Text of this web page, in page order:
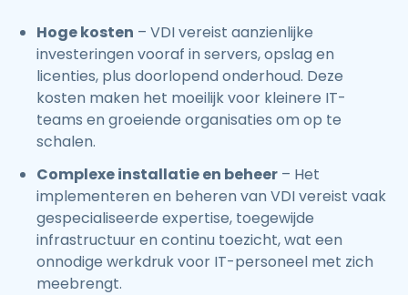
Hoge kosten – VDI vereist aanzienlijke
investeringen vooraf in servers, opslag en
licenties, plus doorlopend onderhoud. Deze
kosten maken het moeilijk voor kleinere IT-
teams en groeiende organisaties om op te
schalen.
Complexe installatie en beheer – Het
implementeren en beheren van VDI vereist vaak
gespecialiseerde expertise, toegewijde
infrastructuur en continu toezicht, wat een
onnodige werkdruk voor IT-personeel met zich
meebrengt.